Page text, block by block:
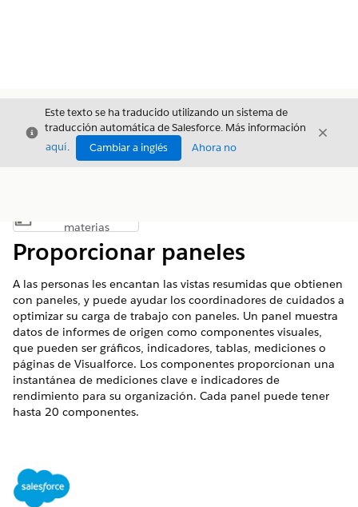
Cerrar
Este texto se ha traducido utilizando un sistema de
traducción automática de Salesforce. Más información
aquí. Cambiar a inglés Ahora no
Cerrar
Mostrar índice de materias
materias
Proporcionar paneles
A las personas les encantan las vistas resumidas que obtienen
con paneles, y puede ayudar los coordinadores de cuidados a
optimizar su carga de trabajo con paneles. Un panel muestra
datos de informes de origen como componentes visuales,
que pueden ser gráficos, indicadores, tablas, mediciones o
páginas de Visualforce. Los componentes proporcionan una
instantánea de mediciones clave e indicadores de
rendimiento para su organización. Cada panel puede tener
hasta 20 componentes.
panel de ejemplo se creó utilizando paneles de asistencia y
servicio de Salesforce Labs.